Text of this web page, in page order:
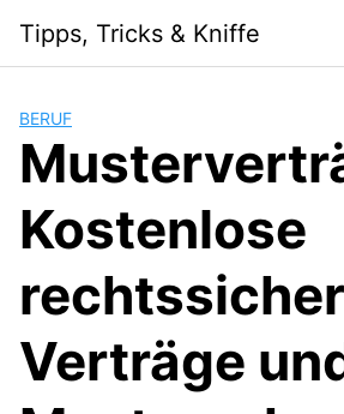
i
Tipps, Tricks & Kniffe
BERUF
Kostenlose
Verträge